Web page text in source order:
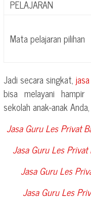
PELAJARAN
Mata pelajaran pilihan
Jadi secara singkat,
bisa melayani
sekolah anak-anak
Jasa Guru Les Privat
Jasa Guru Les
Jasa Guru Les
Jasa Guru Les